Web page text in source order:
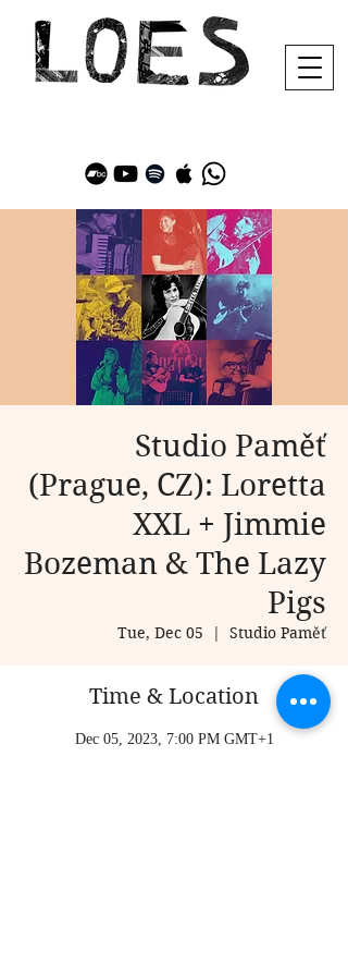
Studio Paměť
(Prague, CZ): Loretta
XXL + Jimmie
Bozeman & The Lazy
Pigs
Tue, Dec 05
  |
Studio Paměť
Time & Location
Dec 05, 2023, 7:00 PM GMT+1